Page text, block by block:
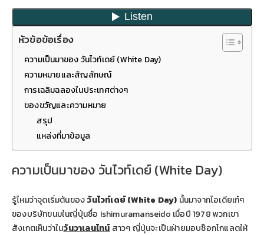
หัวข้อข้อเรื่อง
ความเป็นมาของ วันไวท์เดย์ (White Day)
ความหมายและสัญลักษณ์
การเฉลิมฉลองในประเทศต่างๆ
ของขวัญและความหมาย
สรุป
แหล่งที่มาข้อมูล
ความเป็นมาของ วันไวท์เดย์ (White Day)
รู้ไหมว่าจุดเริ่มต้นของวันไวท์เดย์ (White Day) นั้นมาจากไอเดียเก๋ๆ
ของบริษัทขนมในญี่ปุ่นชื่อ Ishimuramanseido เมื่อปี 1978 พวกเขา
สังเกตเห็นว่าในวันวาเลนไทน์สาวๆ ญี่ปุ่นจะเป็นฝ่ายมอบช็อกโกแลตให้